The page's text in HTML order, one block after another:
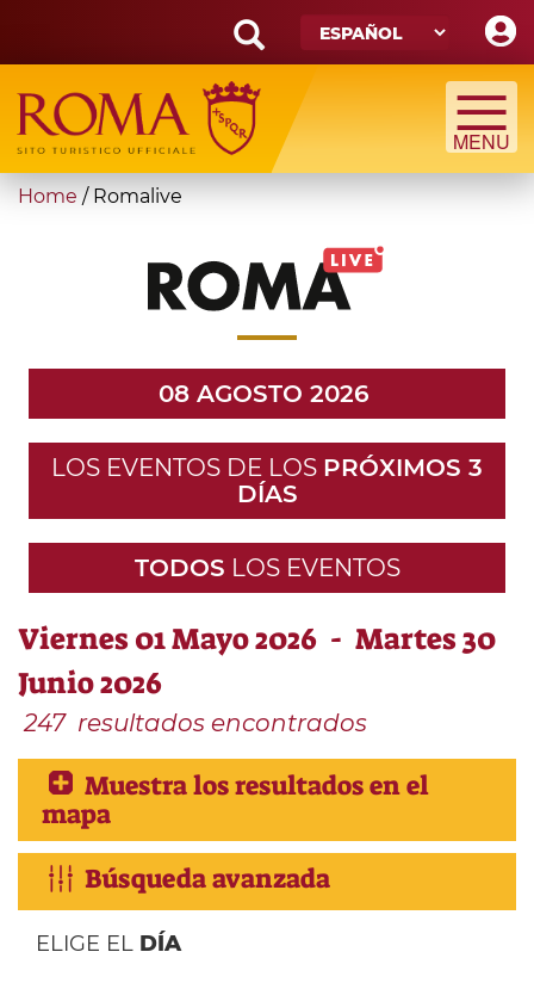
main
content
Search
form
Búsqueda
You
Home / Romalive
08 AGOSTO 2026
LOS EVENTOS DE LOS PRÓXIMOS 3
DÍAS
TODOS LOS EVENTOS
Viernes 01 Mayo 2026 - Martes 30
Junio 2026
247 resultados encontrados
Muestra los resultados en el
mapa
Búsqueda avanzada
ELIGE EL DÍA